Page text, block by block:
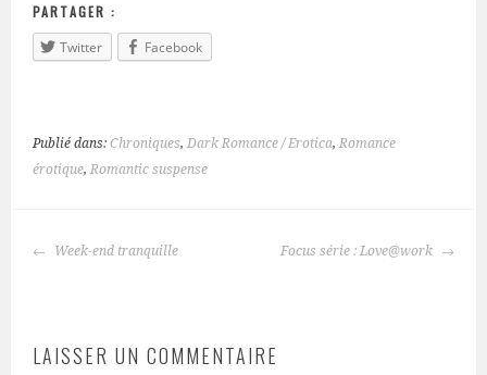
PARTAGER :
Twitter
Facebook
Publié dans:Chroniques,Dark Romance / Erotica,Romance
érotique,Romantic suspense
Week-end tranquille Focus série : Love@work
LAISSER UN COMMENTAIRE